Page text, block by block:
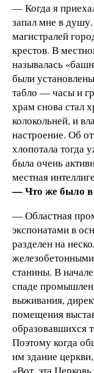
— Когда я
запал мне в
магистралей
крестов. В
называлась
были
табло — часы и
храм снова стал
колокольней, и
настроение. Об
хлопотала
была очень
местная
— Что же было в
— Областная
экспонатами в
разделен на
станины. В
спаде
выживания,
помещения
образовавшихся
Поэтому когда
им здание